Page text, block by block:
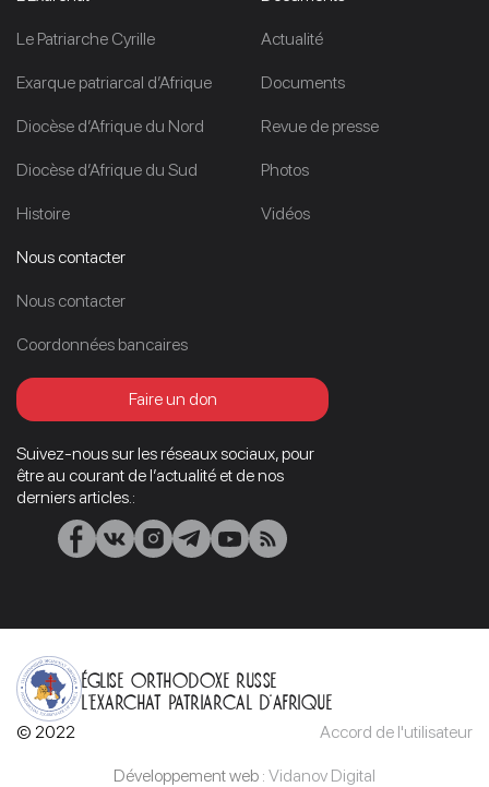
Le Patriarche Cyrille
Exarque patriarcal d’Afrique
Diocèse d’Afrique du Nord
Diocèse d’Afrique du Sud
Histoire
Actualité
Documents
Revue de presse
Photos
Vidéos
Nous contacter
Nous contacter
Coordonnées bancaires
Faire un don
Suivez-nous sur les réseaux sociaux, pour
être au courant de l’actualité et de nos
derniers articles.:
Église orthodoxe russe
L’Exarchat patriarcal d’Afrique
© 2022 Accord de l'utilisateur
Développement web : Vidanov Digital